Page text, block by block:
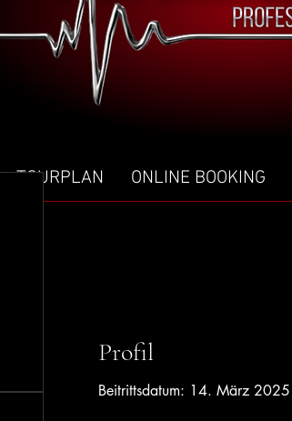
TOURPLAN ONLINE BOOKING
Profil
Beitrittsdatum: 14. März 2025